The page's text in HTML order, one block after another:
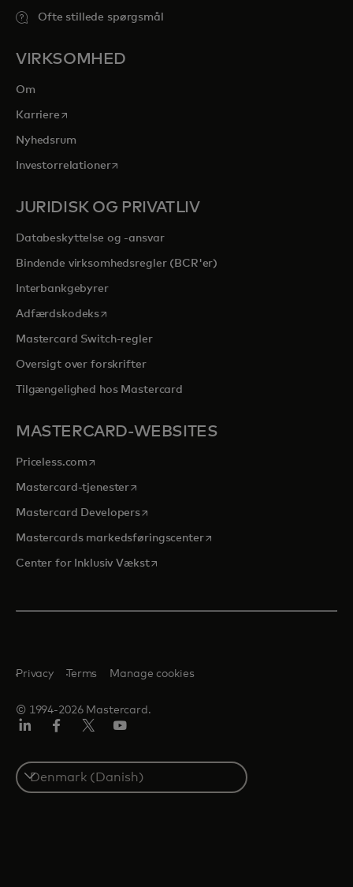
Ofte stillede spørgsmål
VIRKSOMHED
Om
Karriereopens in a new tab
Nyhedsrum
Investorrelationeropens in a new tab
JURIDISK OG PRIVATLIV
Databeskyttelse og -ansvar
Bindende virksomhedsregler (BCR'er)
Interbankgebyrer
Adfærdskodeksopens in a new tab
Mastercard Switch-regler
Oversigt over forskrifter
Tilgængelighed hos Mastercard
MASTERCARD-WEBSITES
Priceless.com opens in a new tab
Mastercard-tjenesteropens in a new tab
Mastercard Developersopens in a new tab
Mastercards markedsføringscenteropens in a new tab
Center for Inklusiv Vækstopens in a new tab
© 1994-2026 Mastercard.
Privacy Terms Manage cookies
Select
a
country